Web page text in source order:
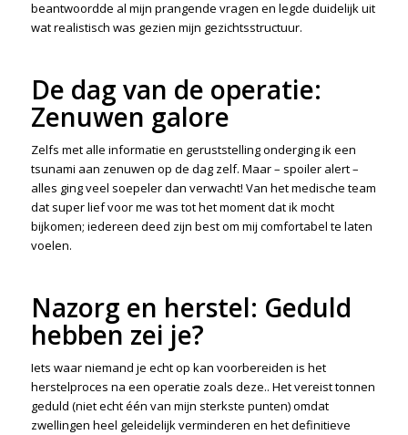
beantwoordde al mijn prangende vragen en legde duidelijk uit
wat realistisch was gezien mijn gezichtsstructuur.
De dag van de operatie:
Zenuwen galore
Zelfs met alle informatie en geruststelling onderging ik een
tsunami aan zenuwen op de dag zelf. Maar – spoiler alert –
alles ging veel soepeler dan verwacht! Van het medische team
dat super lief voor me was tot het moment dat ik mocht
bijkomen; iedereen deed zijn best om mij comfortabel te laten
voelen.
Nazorg en herstel: Geduld
hebben zei je?
Iets waar niemand je echt op kan voorbereiden is het
herstelproces na een operatie zoals deze.. Het vereist tonnen
geduld (niet echt één van mijn sterkste punten) omdat
zwellingen heel geleidelijk verminderen en het definitieve